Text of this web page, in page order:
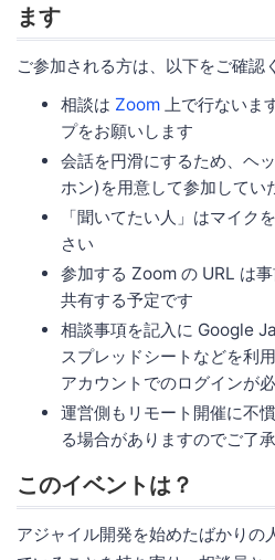
ます
ご参加される方は、以下をご確認
相談は Zoom 上で行ないま
プをお願いします
会話を円滑にするため、ヘ
ホン)を用意して参加してい
「聞いてたい人」はマイク
さい
参加する Zoom の URL は
共有する予定です
相談事項を記入に Google
スプレッドシートなどを利
アカウントでのログインが
運営側もリモート開催に不
る場合がありますのでご了
このイベントは？
アジャイル開発を始めたばかりの